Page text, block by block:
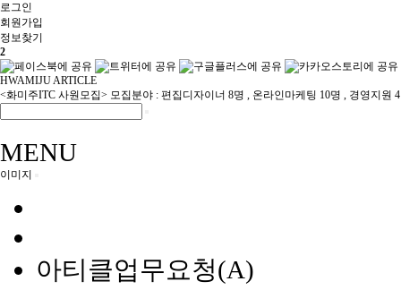
로그인
회원 가입
정보찾기
2
HWAMIJU ARTICLE
<화미주ITC 사원모집> 모집분야 : 편집디자이너 8명 , 온라인마케팅 10명 , 경영지원
MENU
이미지
아티클업무요청(A)